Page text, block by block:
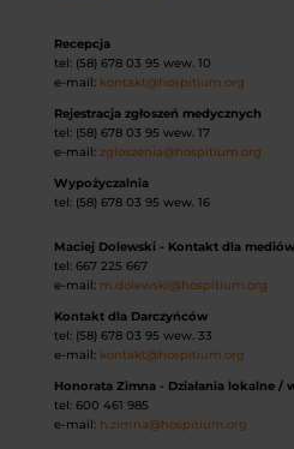
Recepcja
tel: (58) 678 03 95 wew. 10
e-mail: kontakt@hospitium.org
Rejestracja zgłoszeń medycznych
tel: (58) 678 03 95 wew. 17
e-mail: zgloszenia@hospitium.org
Wypożyczalnia
tel: (58) 678 03 95 wew. 16
Maciej Dolewski - Kontakt dla mediów
tel: 667 225 667
e-mail: m.dolewski@hospitium.org
Kontakt dla Darczyńców
tel: (58) 678 03 95 wew. 33
e-mail: kontakt@hospitium.org
Honorata Zimna - Działania lokalne /
tel: 600 461 985
e-mail: h.zimna@hospitium.org